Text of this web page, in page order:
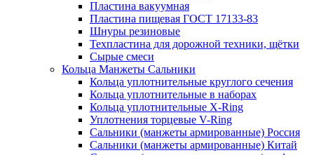
Пластина вакуумная
Пластина пищевая ГОСТ 17133-83
Шнуры резиновые
Техпластина для дорожной техники, щётки
Сырые смеси
Кольца Манжеты Сальники
Кольца уплотнительные круглого сечения
Кольца уплотнительные в наборах
Кольца уплотнительные Х-Ring
Уплотнения торцевые V-Ring
Сальники (манжеты армированные) Россия
Сальники (манжеты армированные) Китай